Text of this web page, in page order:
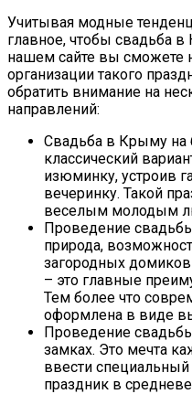
Учитывая модные
главное, чтобы свадьба
нашем сайте вы сможете
организации такого
обратить внимание на
направлений:
Свадьба в Крыму на
классический
изюминку, устроив
вечеринку. Такой
веселым молодым
Проведение
природа,
загородных домиков
– это главные
Тем более что
оформлена в виде
Проведение
замках. Это мечта
ввести
праздник в